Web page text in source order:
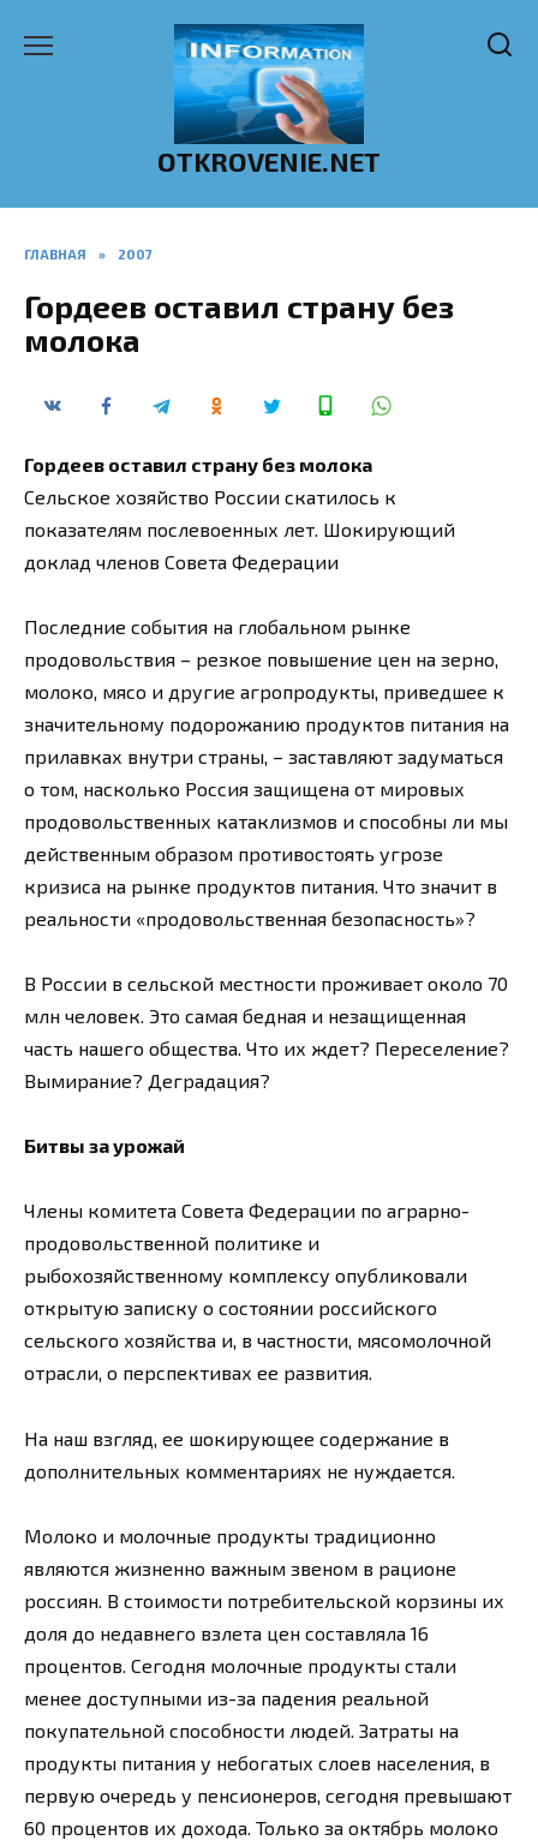
OTKROVENIE.NET
ГЛАВНАЯ » 2007
Гордеев оставил страну без
молока
Гордеев оставил страну без молока
Сельское хозяйство России скатилось к
показателям послевоенных лет. Шокирующий
доклад членов Совета Федерации
Последние события на глобальном рынке
продовольствия – резкое повышение цен на зерно,
молоко, мясо и другие агропродукты, приведшее к
значительному подорожанию продуктов питания на
прилавках внутри страны, – заставляют задуматься
о том, насколько Россия защищена от мировых
продовольственных катаклизмов и способны ли мы
действенным образом противостоять угрозе
кризиса на рынке продуктов питания. Что значит в
реальности «продовольственная безопасность»?
В России в сельской местности проживает около 70
млн человек. Это самая бедная и незащищенная
часть нашего общества. Что их ждет? Переселение?
Вымирание? Деградация?
Битвы за урожай
Члены комитета Совета Федерации по аграрно-
продовольственной политике и
рыбохозяйственному комплексу опубликовали
открытую записку о состоянии российского
сельского хозяйства и, в частности, мясомолочной
отрасли, о перспективах ее развития.
На наш взгляд, ее шокирующее содержание в
дополнительных комментариях не нуждается.
Молоко и молочные продукты традиционно
являются жизненно важным звеном в рационе
россиян. В стоимости потребительской корзины их
доля до недавнего взлета цен составляла 16
процентов. Сегодня молочные продукты стали
менее доступными из-за падения реальной
покупательной способности людей. Затраты на
продукты питания у небогатых слоев населения, в
первую очередь у пенсионеров, сегодня превышают
60 процентов их дохода. Только за октябрь молоко